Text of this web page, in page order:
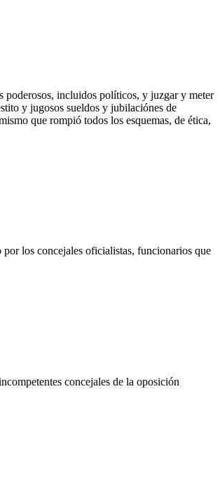
poderosos, incluidos políticos, y juzgar y meter
y jugosos sueldos y jubilaciónes de
que rompió todos los esquemas, de ética,
los concejales oficialistas, funcionarios que
concejales de la oposición